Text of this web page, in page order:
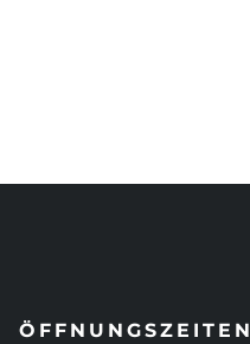
ÖFFNUNGSZEITEN